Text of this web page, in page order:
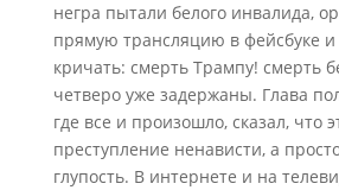
негра пытали белого инвалида,
прямую трансляцию в фейсбуке и
кричать: смерть Трампу! смерть
четверо уже задержаны. Глава
где все и произошло, сказал, что
преступление ненависти, а
глупость. В интернете и на